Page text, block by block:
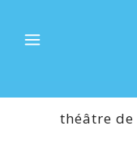
théâtre de